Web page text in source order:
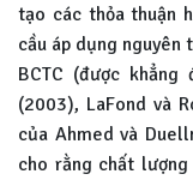
tạo các thỏa thuận
cầu áp dụng
BCTC (được
(2003), LaFond và
của Ahmed và
cho rằng chất